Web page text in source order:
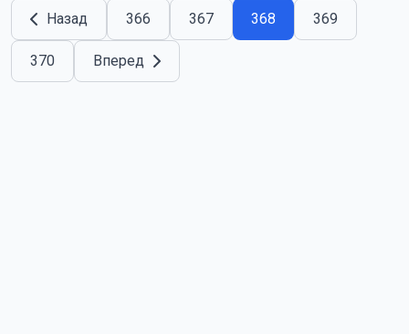
Назад 366 367 368 369
370 Вперед